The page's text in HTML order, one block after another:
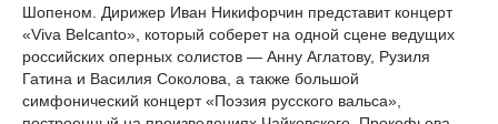
Шопеном. Дирижер Иван Никифорчин представит концерт
«Viva Belcanto», который соберет на одной сцене ведущих
российских оперных солистов — Анну Аглатову, Рузиля
Гатина и Василия Соколова, а также большой
симфонический концерт «Поэзия русского вальса»,